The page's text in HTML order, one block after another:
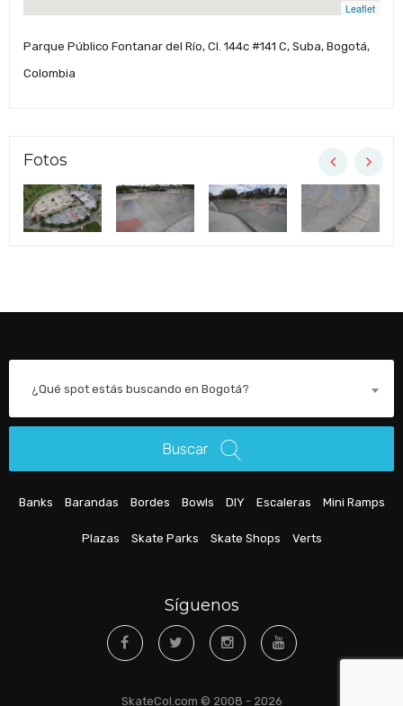
Leaflet
Parque Público Fontanar del Río, Cl. 144c #141 C, Suba, Bogotá,
Colombia
Fotos
¿Qué spot estás buscando en Bogotá?
Buscar
Banks Barandas Bordes Bowls DIY Escaleras Mini Ramps
Plazas Skate Parks Skate Shops Verts
Síguenos
SkateCol.com © 2008 - 2026